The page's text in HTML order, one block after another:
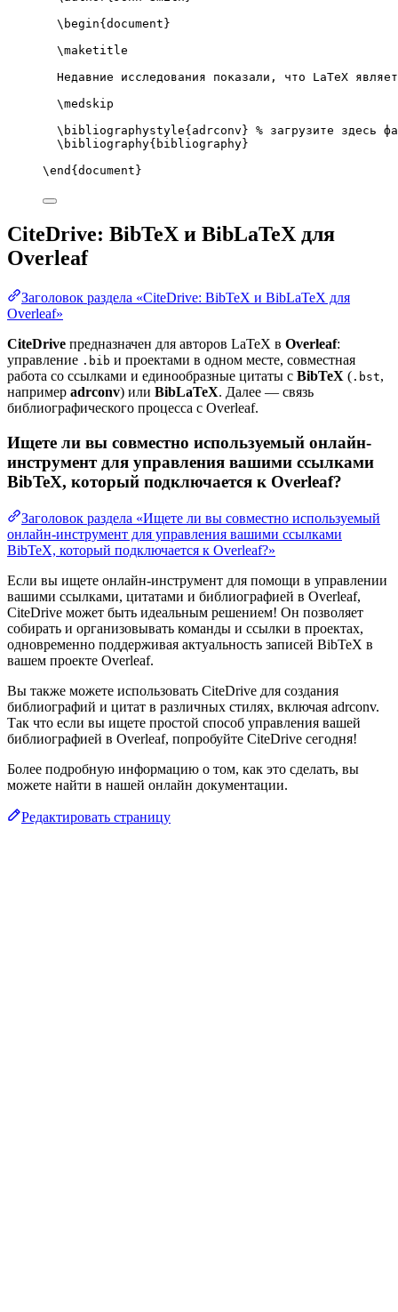
\begin{ document }
\maketitle
Недавние исследования показали, что LaTeX
\medskip
\bibliographystyle{adrconv} % загрузите здесь
\bibliography{bibliography}
\end { document }
CiteDrive: BibTeX и BibLaTeX для
Overleaf
Заголовок раздела «CiteDrive: BibTeX и BibLaTeX для
Overleaf»
CiteDrive предназначен для авторов LaTeX в Overleaf:
управление .bib и проектами в одном месте, совместная
работа со ссылками и единообразные цитаты с BibTeX ( .bst,
например adrconv) или BibLaTeX. Далее — связь
библиографического процесса с Overleaf.
Ищете ли вы совместно используемый онлайн-
инструмент для управления вашими ссылками
BibTeX, который подключается к Overleaf?
Заголовок раздела «Ищете ли вы совместно используемый
онлайн-инструмент для управления вашими ссылками
BibTeX, который подключается к Overleaf?»
Если вы ищете онлайн-инструмент для помощи в управлении
вашими ссылками, цитатами и библиографией в Overleaf,
CiteDrive может быть идеальным решением! Он позволяет
собирать и организовывать команды и ссылки в проектах,
одновременно поддерживая актуальность записей BibTeX в
вашем проекте Overleaf.
Вы также можете использовать CiteDrive для создания
библиографий и цитат в различных стилях, включая adrconv.
Так что если вы ищете простой способ управления вашей
библиографией в Overleaf, попробуйте CiteDrive сегодня!
Более подробную информацию о том, как это сделать, вы
можете найти в нашей онлайн документации.
Редактировать страницу